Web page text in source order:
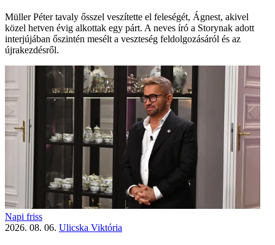
Müller Péter tavaly ősszel veszítette el feleségét, Ágnest, akivel
közel hetven évig alkottak egy párt. A neves író a Storynak adott
interjújában őszintén mesélt a veszteség feldolgozásáról és az
újrakezdésről.
Napi friss
2026. 08. 06. Ulicska Viktória